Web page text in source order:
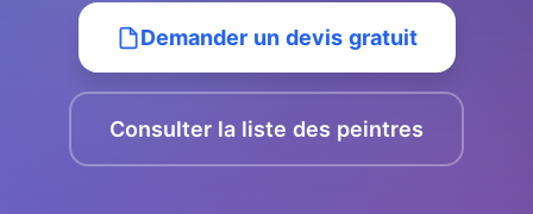
Demander un devis gratuit
Consulter la liste des peintres